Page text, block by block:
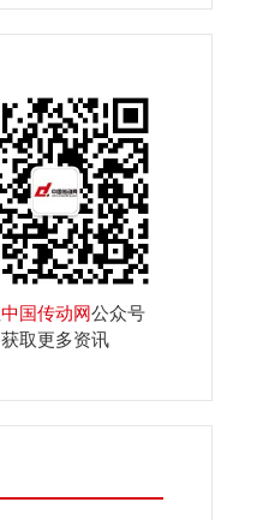
中国传动网公众号
获取更多资讯